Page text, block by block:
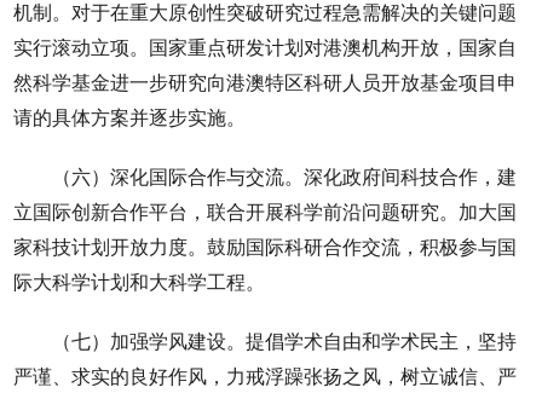
机制。对于在重大原创性突破研究过程急需解决的关键问题
实行滚动立项。国家重点研发计划对港澳机构开放，国家自
然科学基金进一步研究向港澳特区科研人员开放基金项目申
请的具体方案并逐步实施。
（六）深化国际合作与交流。深化政府间科技合作，建
立国际创新合作平台，联合开展科学前沿问题研究。加大国
家科技计划开放力度。鼓励国际科研合作交流，积极参与国
际大科学计划和大科学工程。
（七）加强学风建设。提倡学术自由和学术民主，坚持
严谨、求实的良好作风，力戒浮躁张扬之风，树立诚信、严